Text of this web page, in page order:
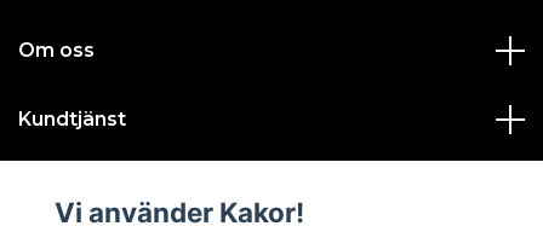
Om oss
Kundtjänst
Vi använder Kakor!